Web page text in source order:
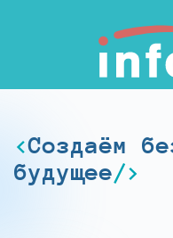
Создаём
будущее